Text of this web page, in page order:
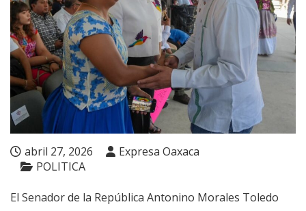
abril 27, 2026
Expresa Oaxaca
POLITICA
El Senador de la República Antonino Morales Toledo